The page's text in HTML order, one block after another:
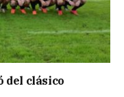
del clásico